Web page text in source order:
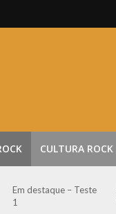
CULTURA ROCK
Em destaque – Teste
1